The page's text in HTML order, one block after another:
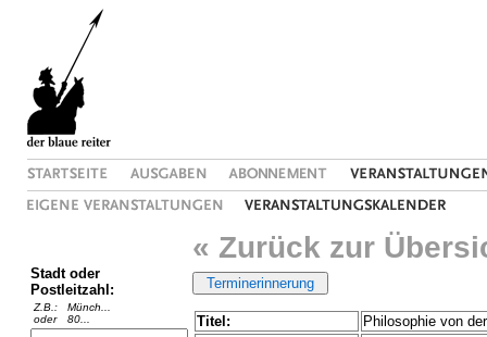
Stadt oder
Postleitzahl:
Z.B.:
oder
Münch...
80...
« Zurück zur
Titel:
Philosophie von